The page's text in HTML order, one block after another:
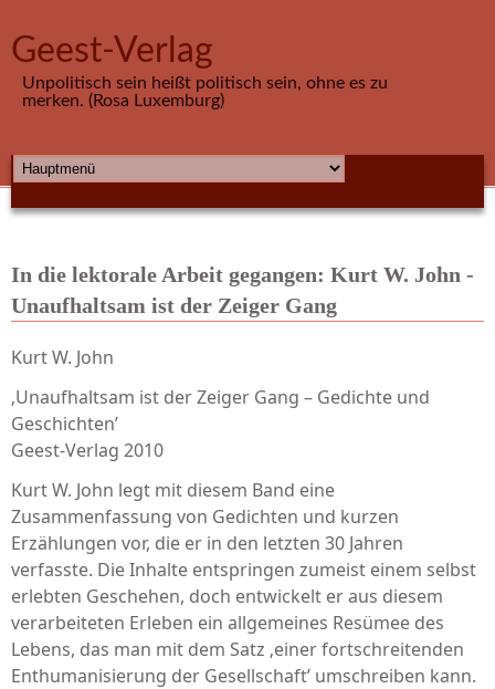
Geest-Verlag
Unpolitisch sein heißt politisch sein, ohne es zu
merken. (Rosa Luxemburg)
HAUPTMENÜ
In die lektorale Arbeit gegangen: Kurt W. John -
Unaufhaltsam ist der Zeiger Gang
Kurt W. John
‚Unaufhaltsam ist der Zeiger Gang – Gedichte und
Geschichten’
Geest-Verlag 2010
Kurt W. John legt mit diesem Band eine
Zusammenfassung von Gedichten und kurzen
Erzählungen vor, die er in den letzten 30 Jahren
verfasste. Die Inhalte entspringen zumeist einem selbst
erlebten Geschehen, doch entwickelt er aus diesem
verarbeiteten Erleben ein allgemeines Resümee des
Lebens, das man mit dem Satz ‚einer fortschreitenden
Enthumanisierung der Gesellschaft’ umschreiben kann.